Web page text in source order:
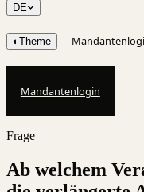
DE
◐ Theme
Mandantenlogin
Frage
Ab welchem